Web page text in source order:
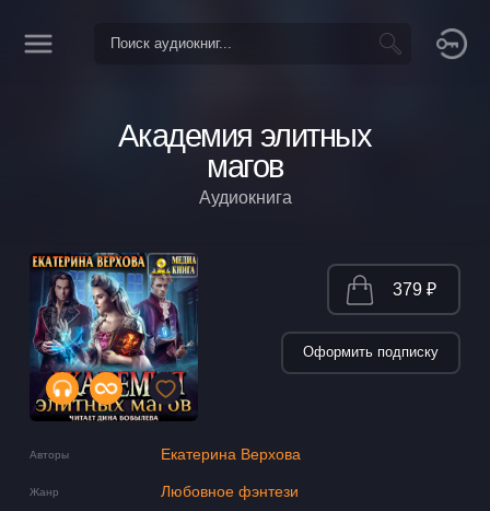
Академия элитных
магов
Аудиокнига
Авторы Екатерина Верхова
Жанр Любовное фэнтези
379 ₽
Оформить подписку